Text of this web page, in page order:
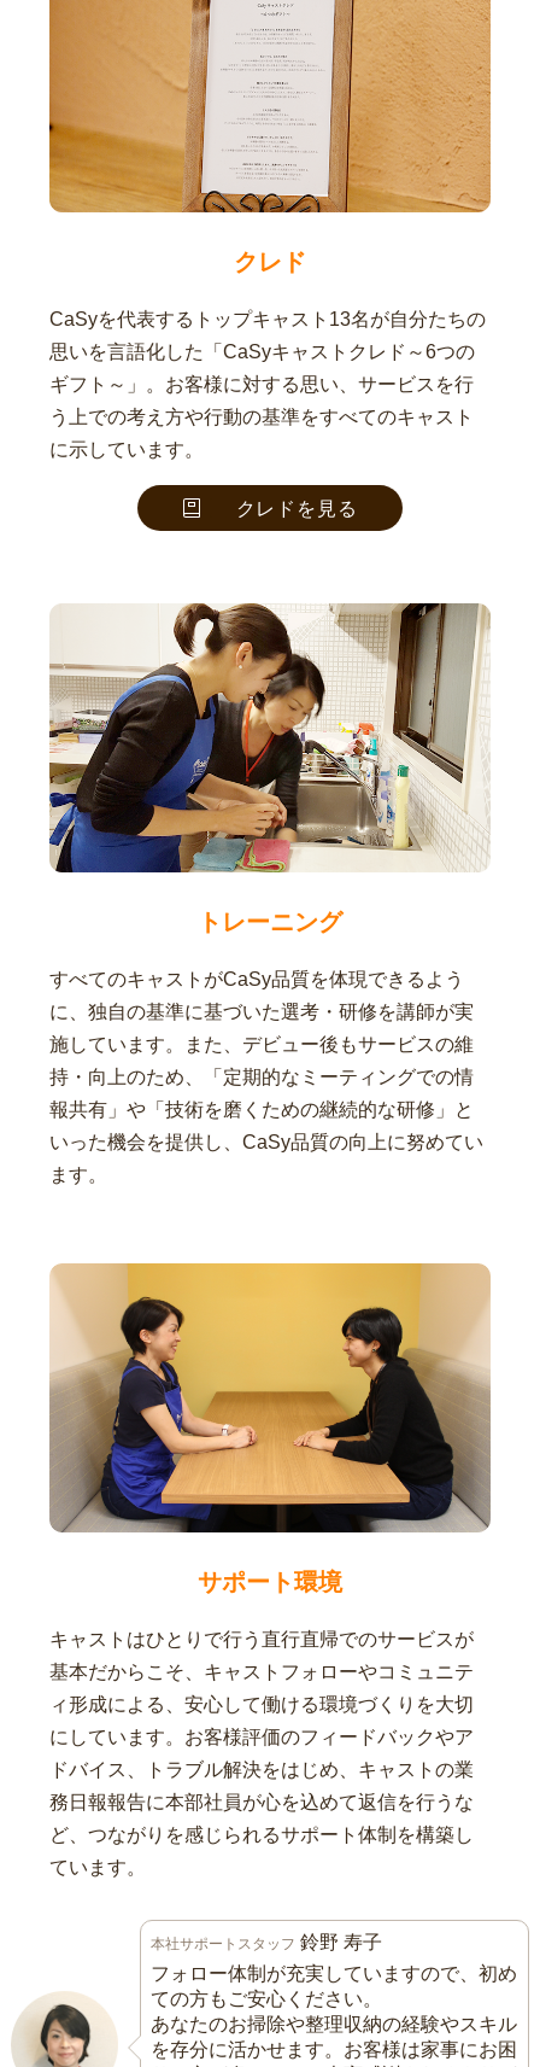
クレド
CaSyを代表するトップキャスト13名が自分たちの
思いを言語化した「CaSyキャストクレド～6つの
ギフト～」。お客様に対する思い、サービスを行
う上での考え方や行動の基準をすべてのキャスト
に示しています。
クレドを見る
トレーニング
すべてのキャストがCaSy品質を体現できるよう
に、独自の基準に基づいた選考・研修を講師が実
施しています。また、デビュー後もサービスの維
持・向上のため、「定期的なミーティングでの情
報共有」や「技術を磨くための継続的な研修」と
いった機会を提供し、CaSy品質の向上に努めてい
ます。
サポート環境
キャストはひとりで行う直行直帰でのサービスが
基本だからこそ、キャストフォローやコミュニテ
ィ形成による、安心して働ける環境づくりを大切
にしています。お客様評価のフィードバックやア
ドバイス、トラブル解決をはじめ、キャストの業
務日報報告に本部社員が心を込めて返信を行うな
ど、つながりを感じられるサポート体制を構築し
ています。
本社サポートスタッフ 鈴野 寿子
フォロー体制が充実していますので、初め
ての方もご安心ください。
あなたのお掃除や整理収納の経験やスキル
を存分に活かせます。お客様は家事にお困